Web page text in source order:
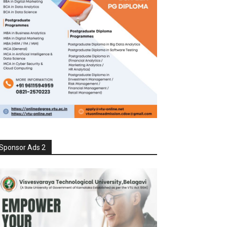
Ads 2